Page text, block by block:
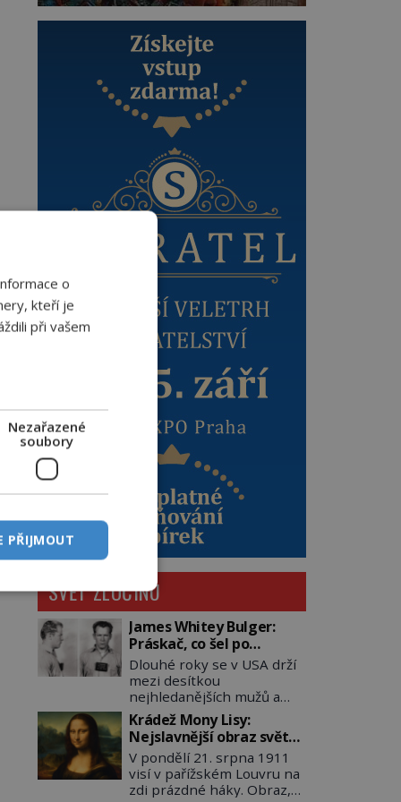
SVĚT ZLOČINU
James Whitey Bulger:
Práskač, co šel po
práskačích
Dlouhé roky se v USA drží
mezi desítkou
nejhledanějších mužů a
dopracuje to až na číslo
dvě – hned po Usámovi bin
Ládinovi (1957–2011). To je
James „Whitey“ Bulger
(1929–2018) viněný ze
spoluúčasti na 19
Krádež Mony Lisy:
Nejslavnější obraz světa
zůstane dva roky
nezvěstný
V pondělí 21. srpna 1911
visí v pařížském Louvru na
zdi prázdné háky. Obraz,
o
kteří je
při vašem
Nezařazené
soubory
PŘIJMOUT